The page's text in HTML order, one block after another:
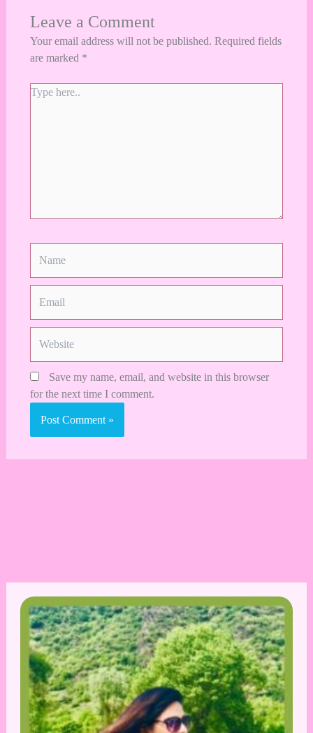
Leave a Comment
Your email address will not be published. Required fields
are marked *
Type
Save my name, email, and website in this browser
for the next time I comment.